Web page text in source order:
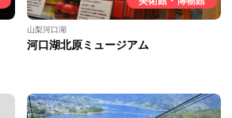
山梨河口湖
河口湖北原ミュージアム